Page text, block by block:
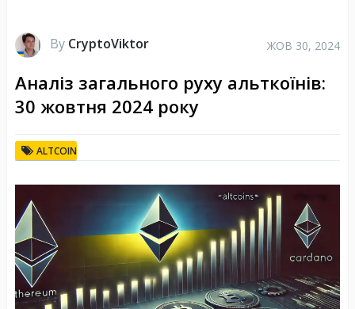
By CryptoViktor ЖОВ 30, 2024
Аналіз загального руху альткоїнів:
30 жовтня 2024 року
ALTCOIN